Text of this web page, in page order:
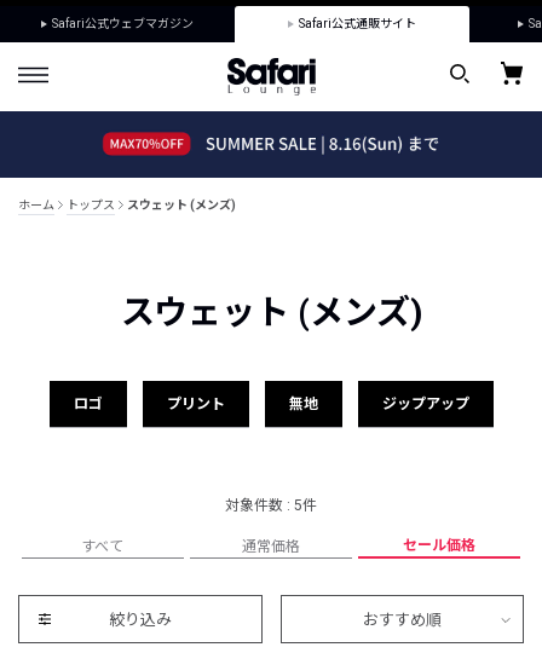
Safari公式ウェブマガジン Safari公式通販サイト
ホーム トップス スウェット (メンズ)
スウェット (メンズ)
ロゴ プリント 無地 ジップアップ
対象件数 : 5件
すべて 通常価格 セール価格
絞り込み おすすめ順